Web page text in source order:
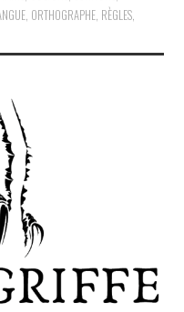
, ORTHOGRAPHE, RÈGLES,